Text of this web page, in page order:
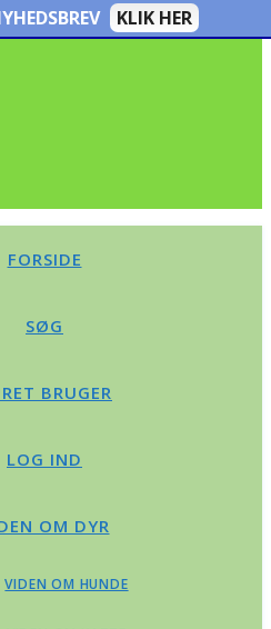
FORSIDE
SØG
BRUGER
LOG IND
OM DYR
VIDEN OM HUNDE
KLIK HER